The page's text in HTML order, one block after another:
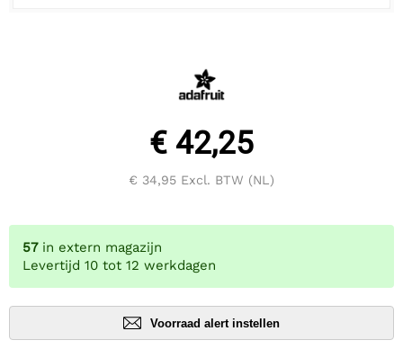
€ 42,25
€ 34,95 Excl. BTW (NL)
57 in extern magazijn
Levertijd 10 tot 12 werkdagen
Voorraad alert instellen